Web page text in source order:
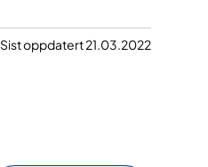
Sist oppdatert 21.03.2022